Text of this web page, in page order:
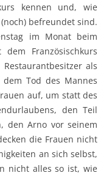
kennen und, wie
befreundet sind.
im Monat beim
Französischkurs
als
Tod des Mannes
auf, um statt des
den Teil
den Arno vor seinem
die Frauen nicht
an sich selbst,
nicht alles so ist, wie